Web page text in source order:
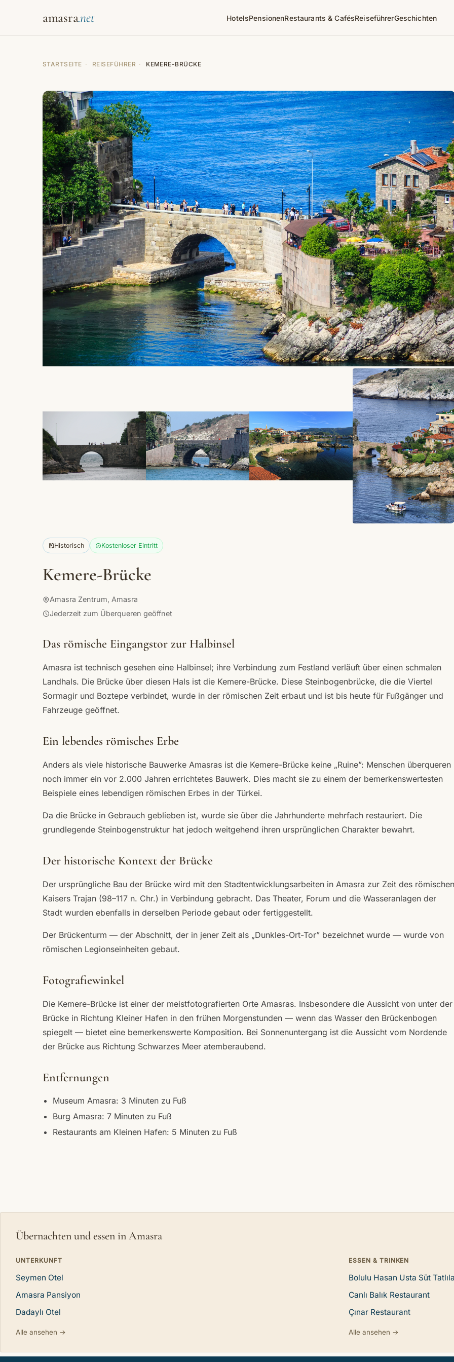
amasra HotelsPensionenRestaurants & CafésReiseführerGeschichten
STARTSEITE · REISEFÜHRER · KEMERE-BRÜCKE
Historisch Kostenloser Eintritt
Kemere-Brücke
Amasra Zentrum, Amasra
Jederzeit zum Überqueren geöffnet
Das römische Eingangstor zur Halbinsel
Amasra ist technisch gesehen eine Halbinsel; ihre Verbindung zum Festland verläuft über einen schmalen
Landhals. Die Brücke über diesen Hals ist die Kemere-Brücke. Diese Steinbogenbrücke, die die Viertel
Sormagir und Boztepe verbindet, wurde in der römischen Zeit erbaut und ist bis heute für Fußgänger und
Fahrzeuge geöffnet.
Ein lebendes römisches Erbe
Anders als viele historische Bauwerke Amasras ist die Kemere-Brücke keine „Ruine”: Menschen überqueren
noch immer ein vor 2.000 Jahren errichtetes Bauwerk. Dies macht sie zu einem der bemerkenswertesten
Beispiele eines lebendigen römischen Erbes in der Türkei.
Da die Brücke in Gebrauch geblieben ist, wurde sie über die Jahrhunderte mehrfach restauriert. Die
grundlegende Steinbogenstruktur hat jedoch weitgehend ihren ursprünglichen Charakter bewahrt.
Der historische Kontext der Brücke
Der ursprüngliche Bau der Brücke wird mit den Stadtentwicklungsarbeiten in Amasra zur Zeit des römischen
Kaisers Trajan (98–117 n. Chr.) in Verbindung gebracht. Das Theater, Forum und die Wasseranlagen der
Stadt wurden ebenfalls in derselben Periode gebaut oder fertiggestellt.
Der Brückenturm — der Abschnitt, der in jener Zeit als „Dunkles-Ort-Tor” bezeichnet wurde — wurde von
römischen Legionseinheiten gebaut.
Fotografiewinkel
Die Kemere-Brücke ist einer der meistfotografierten Orte Amasras. Insbesondere die Aussicht von unter der
Brücke in Richtung Kleiner Hafen in den frühen Morgenstunden — wenn das Wasser den Brückenbogen
spiegelt — bietet eine bemerkenswerte Komposition. Bei Sonnenuntergang ist die Aussicht vom Nordende
der Brücke aus Richtung Schwarzes Meer atemberaubend.
Entfernungen
Museum Amasra: 3 Minuten zu Fuß
Burg Amasra: 7 Minuten zu Fuß
Restaurants am Kleinen Hafen: 5 Minuten zu Fuß
Übernachten und essen in Amasra
UNTERKUNFT
Seymen Otel
Amasra Pansiyon
Dadaylı Otel
Alle ansehen →
ESSEN & TRINKEN
Bolulu Hasan Usta Süt
Canlı Balık Restaurant
Çınar Restaurant
Alle ansehen →